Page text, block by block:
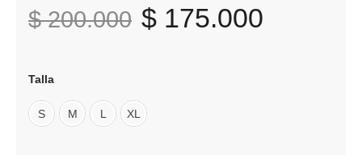
$200.000 El
$ 200.000.
$ 175.000
Talla
S M L XL
Tipo
Hurlintong
En